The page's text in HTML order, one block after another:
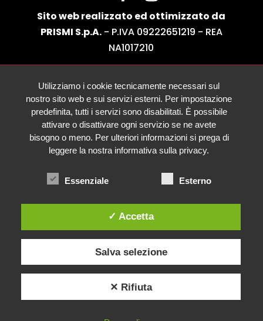
Sito web realizzato ed ottimizzato da
PRISMI S.p.A.- P.IVA 09222651219 - REA
NA1017210
Cerchi Aiuto?
Utilizziamo i cookie tecnicamente necessari sul
nostro sito web e sui servizi esterni. Per impostazione
predefinita, tutti i servizi sono disabilitati. È possibile
attivare o disattivare ogni servizio se ne avete
bisogno o meno. Per ulteriori informazioni si prega di
leggere la nostra informativa sulla privacy.
Essenziale Esterno
✓ Accetta
Salva selezione
✕ Rifiuta